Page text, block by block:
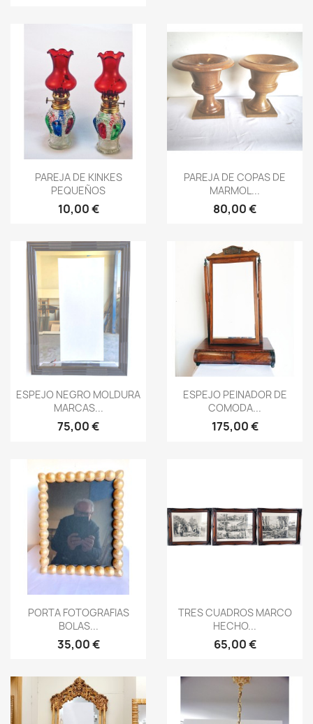
Vista rápida
PAREJA DE KINKES
PEQUEÑOS
10,00 €
 Vista rápida
PAREJA DE COPAS DE
MARMOL...
80,00 €
Vista rápida
ESPEJO NEGRO MOLDURA
MARCAS...
75,00 €
Vista rápida
ESPEJO PEINADOR DE
COMODA...
175,00 €
Vista rápida
PORTA FOTOGRAFIAS
BOLAS...
35,00 €
Vista rápida
TRES CUADROS MARCO
HECHO...
65,00 €